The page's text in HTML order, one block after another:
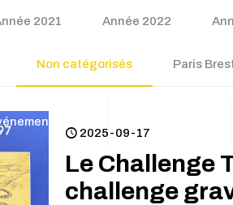
2026
2021 Année 2022
Non catégorisés Paris
2025-09-17
Le Challenge
challenge